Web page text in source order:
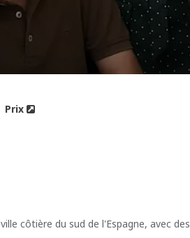
Prix
côtière du sud de l'Espagne, avec des